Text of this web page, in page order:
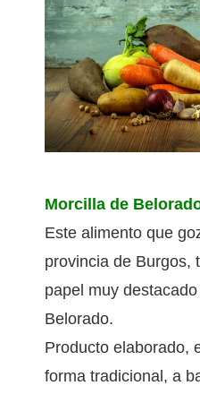
VEGETABLES-
Morcilla de
Este alimento que
provincia de Burgos,
papel muy
Belorado.
Producto elaborado,
forma tradicional, a